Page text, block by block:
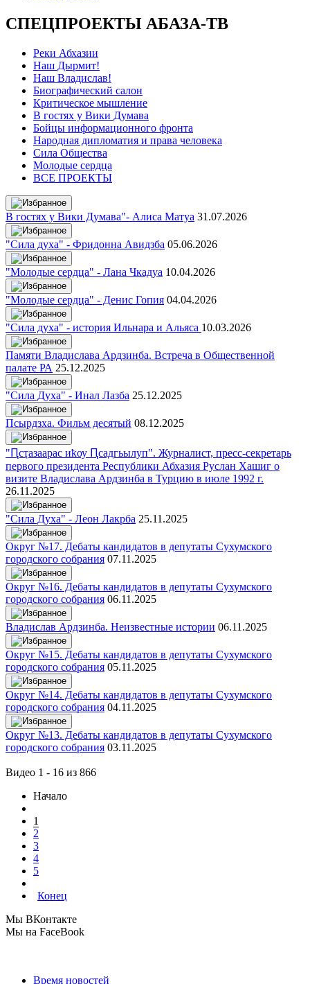
СПЕЦПРОЕКТЫ АБАЗА-ТВ
Реки Абхазии
Наш Дырмит!
Наш Владислав!
Биографический салон
Критическое мышление
В гостях у Вики Думава
Бойцы информационного фронта
Народная дипломатия и права человека
Сила Общества
Молодые сердца
ВСЕ ПРОЕКТЫ
В гостях у Вики Думава"- Алиса Матуа 31.07.2026
"Сила духа" - Фридонна Авидзба 05.06.2026
"Молодые сердца" - Лана Чкадуа 10.04.2026
"Молодые сердца" - Денис Гопия 04.04.2026
"Сила духа" - история Ильнара и Альяса 10.03.2026
Памяти Владислава Ардзинба. Встреча в Общественной
палате РА 25.12.2025
"Сила Духа" - Инал Лазба 25.12.2025
Псырдзха. Фильм десятый 08.12.2025
"Ԥсҭазаарас иҟоу Ԥсадгьылуп". Журналист, пресс-секретарь
первого президента Республики Абхазия Руслан Хашиг о
визите Владислава Ардзинба в Турцию в июле 1992 г.
26.11.2025
"Сила Духа" - Леон Лакрба 25.11.2025
Округ №17. Дебаты кандидатов в депутаты Сухумского
городского собрания 07.11.2025
Округ №16. Дебаты кандидатов в депутаты Сухумского
городского собрания 06.11.2025
Владислав Ардзинба. Неизвестные истории 06.11.2025
Округ №15. Дебаты кандидатов в депутаты Сухумского
городского собрания 05.11.2025
Округ №14. Дебаты кандидатов в депутаты Сухумского
городского собрания 04.11.2025
Округ №13. Дебаты кандидатов в депутаты Сухумского
городского собрания 03.11.2025
Видео 1 - 16 из 866
Начало
1
2
3
4
5
Конец
Мы ВКонтакте
Мы на FaceBook
Время новостей